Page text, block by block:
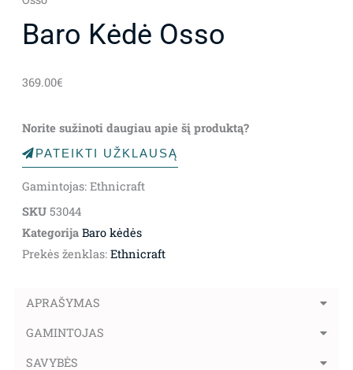
Baro Kėdė Osso
369.00€
Norite sužinoti daugiau apie šį produktą?
PATEIKTI UŽKLAUSĄ
Gamintojas: Ethnicraft
SKU 53044
Kategorija Baro kėdės
Prekės ženklas: Ethnicraft
APRAŠYMAS
GAMINTOJAS
SAVYBĖS